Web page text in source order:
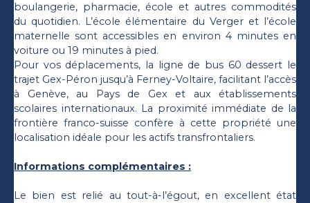
boulangerie, pharmacie, école et autres commodités
du quotidien. L’école élémentaire du Verger et l’école
maternelle sont accessibles en environ 4 minutes en
voiture ou 19 minutes à pied.
Pour vos déplacements, la ligne de bus 60 dessert le
trajet Gex-Péron jusqu’à Ferney-Voltaire, facilitant l’accès
à Genève, au Pays de Gex et aux établissements
scolaires internationaux. La proximité immédiate de la
frontière franco-suisse confère à cette propriété une
localisation idéale pour les actifs transfrontaliers.
Informations complémentaires :
Le bien est relié au tout-à-l’égout, en excellent état